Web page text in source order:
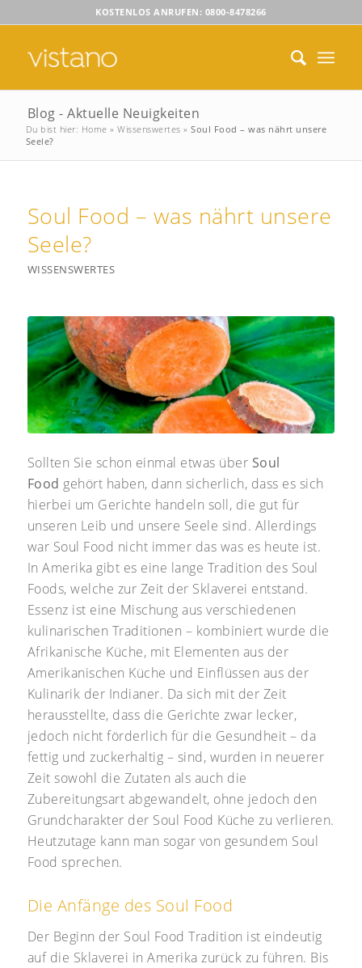
KOSTENLOS ANRUFEN: 0800-8478266
Blog - Aktuelle Neuigkeiten
Du bist hier: Home »Wissenswertes »Soul Food – was nährt unsere
Seele?
Soul Food – was nährt unsere
Seele?
WISSENSWERTES
Sollten Sie schon einmal etwas über Soul
Food gehört haben, dann sicherlich, dass es sich
hierbei um Gerichte handeln soll, die gut für
unseren Leib und unsere Seele sind. Allerdings
war Soul Food nicht immer das was es heute ist.
In Amerika gibt es eine lange Tradition des Soul
Foods, welche zur Zeit der Sklaverei entstand.
Essenz ist eine Mischung aus verschiedenen
kulinarischen Traditionen – kombiniert wurde die
Afrikanische Küche, mit Elementen aus der
Amerikanischen Küche und Einflüssen aus der
Kulinarik der Indianer. Da sich mit der Zeit
herausstellte, dass die Gerichte zwar lecker,
jedoch nicht förderlich für die Gesundheit – da
fettig und zuckerhaltig – sind, wurden in neuerer
Zeit sowohl die Zutaten als auch die
Zubereitungsart abgewandelt, ohne jedoch den
Grundcharakter der Soul Food Küche zu verlieren.
Heutzutage kann man sogar von gesundem Soul
Food sprechen.
Die Anfänge des Soul Food
Der Beginn der Soul Food Tradition ist eindeutig
auf die Sklaverei in Amerika zurück zu führen. Bis